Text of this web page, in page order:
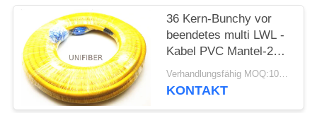
PRIVACY
POLICY
36 Kern-Bunchy vor
beendetes multi LWL -
Kabel PVC Mantel-20M
mit
SC-/UPCverbindungsstück
Verhandlungsfähig MOQ:10pcs
KONTAKT